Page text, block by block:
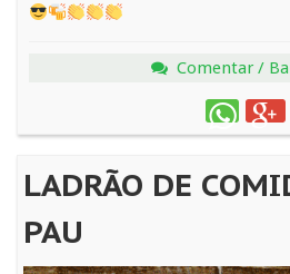
Comentar /
LADRÃO DE
PAU